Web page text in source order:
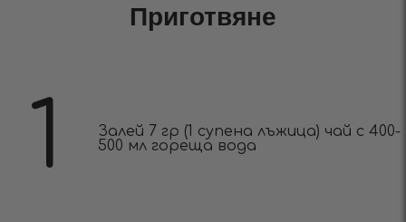
Приготвяне
1
Залей 7 гр (1 супена лъжица) чай с 400-
500 мл гореща вода